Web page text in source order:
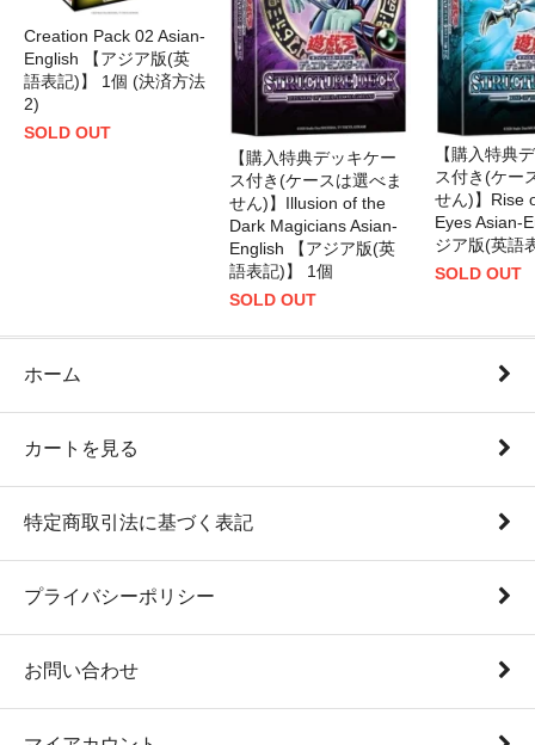
Creation Pack 02 Asian-
English 【アジア版(英
語表記)】 1個 (決済方法
2)
SOLD OUT
【購入特典デッキケー
ス付き(ケースは選べま
せん)】Illusion of the
Dark Magicians Asian-
English 【アジア版(英
語表記)】 1個
SOLD OUT
【購入特典
ス付き(ケー
せん)】Rise
Eyes Asian-
ジア版(英語
SOLD OUT
ホーム
カートを見る
特定商取引法に基づく表記
プライバシーポリシー
お問い合わせ